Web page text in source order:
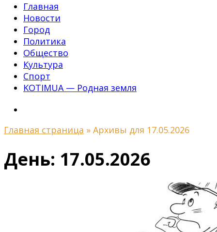
Главная
Новости
Город
Политика
Общество
Культура
Спорт
KOTIMUA — Родная земля
Главная страница » Архивы для 17.05.2026
День: 17.05.2026